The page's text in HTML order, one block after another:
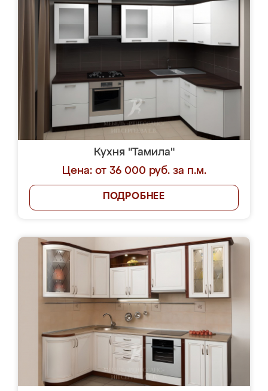
Кухня "Тамила"
Цена: от 36 000 руб. за п.м.
ПОДРОБНЕЕ